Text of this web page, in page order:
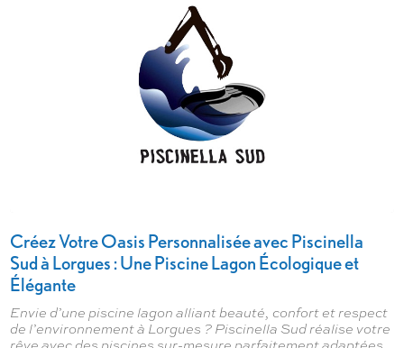
Créez Votre Oasis Personnalisée avec Piscinella
Sud à Lorgues : Une Piscine Lagon Écologique et
Élégante
Envie d’une piscine lagon alliant beauté, confort et respect
de l’environnement à Lorgues ? Piscinella Sud réalise votre